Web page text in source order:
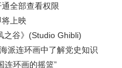
全部查看权限
上映
之谷》(Studio Ghibli)
派连环画中了解党史知识
连环画的摇篮”